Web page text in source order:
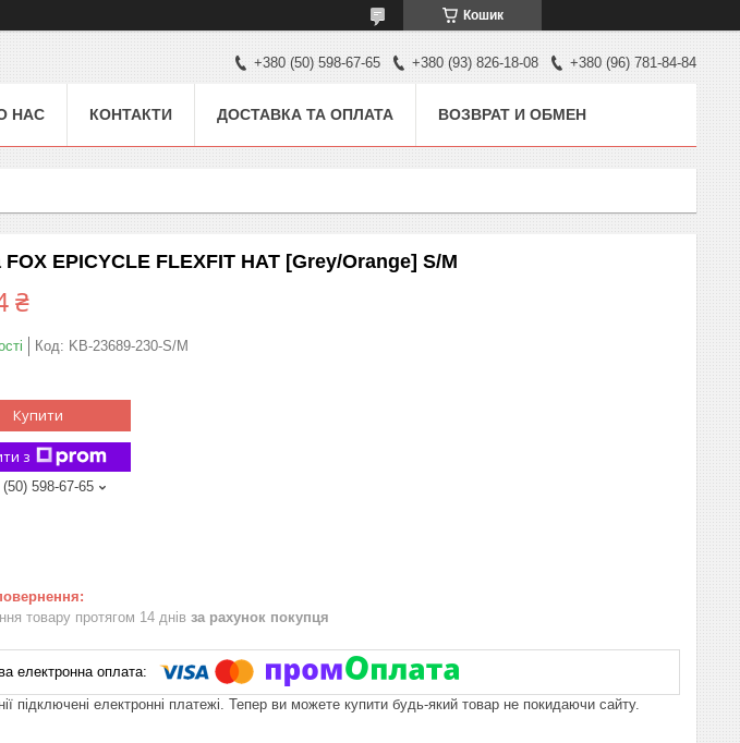
Кошик
+380 (50) 598-67-65 +380 (93) 826-18-08 +380 (96) 781-84-84
НАС КОНТАКТИ ДОСТАВКА ТА ОПЛАТА ВОЗВРАТ И ОБМЕН
FOX EPICYCLE FLEXFIT HAT [Grey/Orange] S/M
₴
Код: KB-23689-230-S/M
Купити
з
598-67-65
товару протягом 14 днів за рахунок покупця
підключені електронні платежі. Тепер ви можете купити будь-який товар не покидаючи сайту.